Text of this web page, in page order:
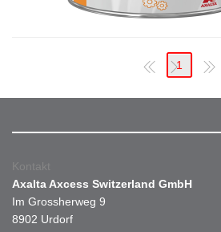
1
Kontakt
Axalta Axcess Switzerland GmbH
Im Grossherweg 9
8902 Urdorf